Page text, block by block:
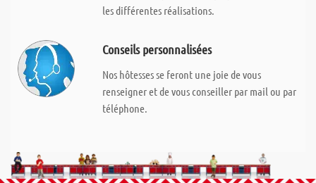
les différentes réalisations.
Conseils personnalisées
Nos hôtesses se feront une joie de vous
renseigner et de vous conseiller par mail ou par
téléphone.